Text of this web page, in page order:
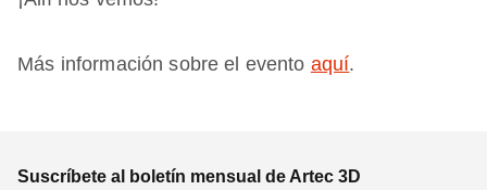
Más información sobre el evento aquí.
Suscríbete al boletín mensual de Artec 3D